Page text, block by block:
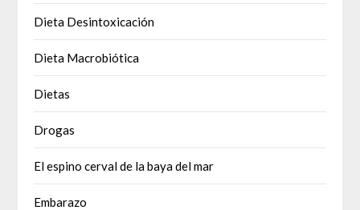
Dieta Desintoxicación
Dieta Macrobiótica
Dietas
Drogas
El espino cerval de la baya del mar
Embarazo